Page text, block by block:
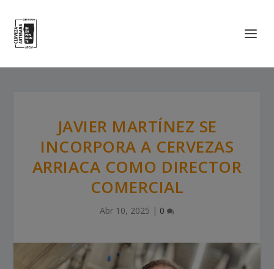
JAVIER MARTÍNEZ SE
INCORPORA A CERVEZAS
ARRIACA COMO DIRECTOR
COMERCIAL
Abr 10, 2025 | 0